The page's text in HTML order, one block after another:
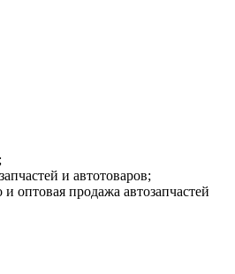
и автотоваров;
оптовая продажа автозапчастей